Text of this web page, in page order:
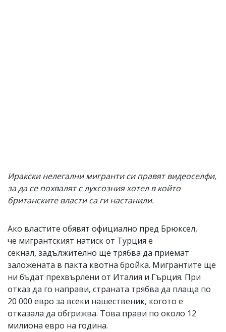
Иракски нелегални мигранти си правят видеоселфи,
за да се похвалят с луксозния хотел в който
британските власти са ги настанили.
Ако властите обявят официално пред Брюксел,
че мигрантският натиск от Турция е
секнал, задължително ще трябва да приемат
заложената в пакта квотна бройка. Мигрантите ще
ни бъдат прехвърлени от Италия и Гърция. При
отказ да го направи, страната трябва да плаща по
20 000 евро за всеки нашественик, когото е
отказала да обгрижва. Това прави по около 12
милиона евро на година.